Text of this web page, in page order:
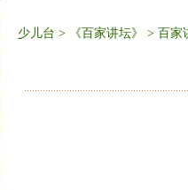
少儿台 > 《百家讲坛》 > 百家